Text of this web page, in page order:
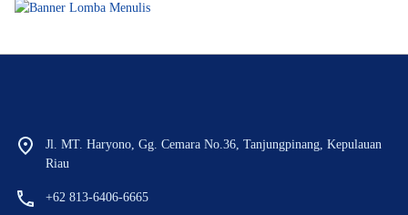
Jl. MT. Haryono, Gg. Cemara No.36, Tanjungpinang, Kepulauan
Riau
+62 813-6406-6665